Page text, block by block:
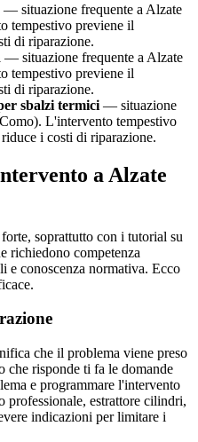
— situazione frequente a Alzate
tempestivo previene il
di riparazione.
— situazione frequente a Alzate
tempestivo previene il
di riparazione.
sbalzi termici — situazione
L'intervento tempestivo
i costi di riparazione.
a Alzate
soprattutto con i tutorial su
richiedono competenza
e conoscenza normativa. Ecco
che il problema viene preso
che risponde ti fa le domande
e programmare l'intervento
professionale, estrattore cilindri,
indicazioni per limitare i